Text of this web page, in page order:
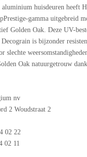
huisdeuren heeft
gamma uitgebreid
Golden Oak. Deze UV-
is bijzonder
slechte
Oak natuurgetrouw
nv
2 Woudstraat 2
02 22
02 11